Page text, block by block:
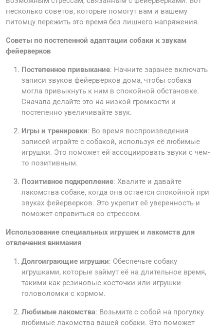
несколько советов, которые помогут вам и вашему
питомцу пережить это время без лишнего напряжения.
Советы по постепенной адаптации собаки к звукам
фейерверков
Постепенное привыкание: Начните заранее включать
записи звуков фейерверков дома, чтобы собака
могла привыкнуть к ним в спокойной обстановке.
Сначала делайте это на низкой громкости и
постепенно увеличивайте звук.
Игры и тренировки: Во время воспроизведения
записей играйте с собакой, используя её любимые
игрушки. Это поможет ей ассоциировать звуки с чем-
то позитивным.
Позитивное подкрепление: Хвалите и давайте
лакомства собаке, когда она остается спокойной при
звуках фейерверков. Это укрепит её уверенность и
поможет справиться со стрессом.
Использование специальных игрушек и лакомств для
отвлечения внимания
Долгоиграющие игрушки: Обеспечьте собаку
игрушками, которые займут её на длительное время,
такими как резиновые косточки или игрушки-
головоломки с кормом.
Любимые лакомства: Возьмите с собой на прогулку
любимые лакомства вашей собаки. Это поможет